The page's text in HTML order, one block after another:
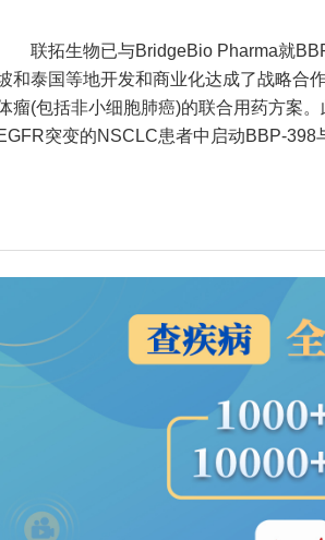
联拓生物已与BridgeBio Pharma就
和泰国等地开发和商业化达成了战略合
瘤(包括非小细胞肺癌)的联合用药方案
突变的NSCLC患者中启动BBP-398